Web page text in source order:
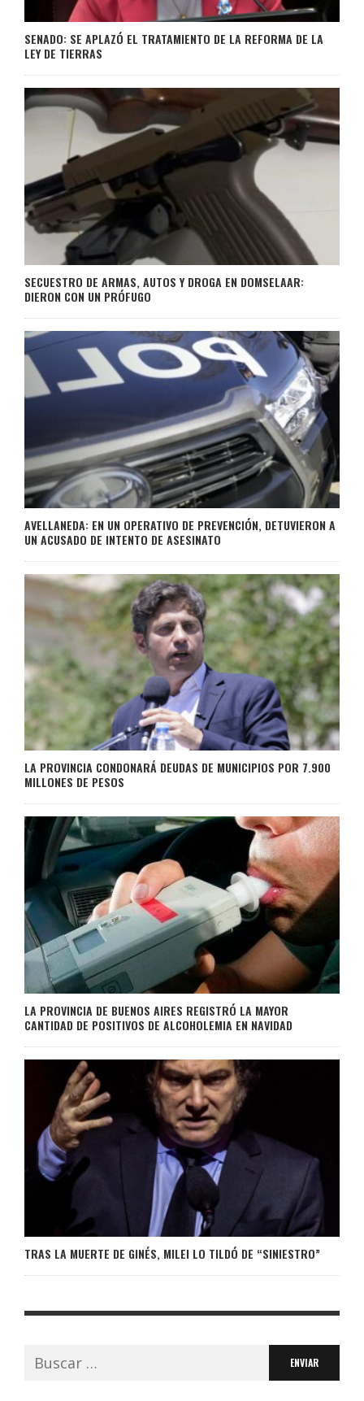
SENADO: SE APLAZÓ EL TRATAMIENTO DE LA REFORMA DE LA
LEY DE TIERRAS
SECUESTRO DE ARMAS, AUTOS Y DROGA EN DOMSELAAR:
DIERON CON UN PRÓFUGO
AVELLANEDA: EN UN OPERATIVO DE PREVENCIÓN, DETUVIERON A
UN ACUSADO DE INTENTO DE ASESINATO
LA PROVINCIA CONDONARÁ DEUDAS DE MUNICIPIOS POR 7.900
MILLONES DE PESOS
LA PROVINCIA DE BUENOS AIRES REGISTRÓ LA MAYOR
CANTIDAD DE POSITIVOS DE ALCOHOLEMIA EN NAVIDAD
TRAS LA MUERTE DE GINÉS, MILEI LO TILDÓ DE “SINIESTRO”
Buscar: